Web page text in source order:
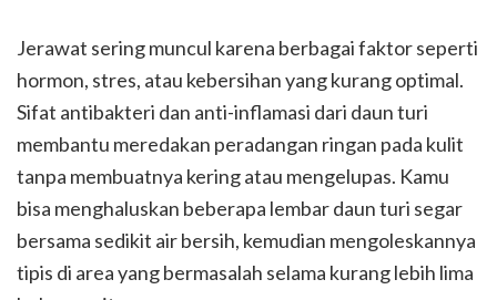
Jerawat sering muncul karena berbagai faktor seperti
hormon, stres, atau kebersihan yang kurang optimal.
Sifat antibakteri dan anti-inflamasi dari daun turi
membantu meredakan peradangan ringan pada kulit
tanpa membuatnya kering atau mengelupas. Kamu
bisa menghaluskan beberapa lembar daun turi segar
bersama sedikit air bersih, kemudian mengoleskannya
tipis di area yang bermasalah selama kurang lebih lima